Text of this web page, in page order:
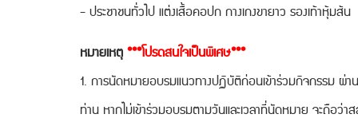
- ประชาชนทั่วไป แต่งเสื้อคอปก กางเกงขายาว รองเท้าหุ้มส้น
หมายเหตุ***โปรดสนใจเป็นพิเศษ***
1. การนัดหมายอบรมแนวทางปฏิบัติก่อนเข้าร่วมกิจกรรม ผ่า
ท่าน หากไม่เข้าร่วมอบรมตามวันและเวลาที่นัดหมาย จะถือว่า